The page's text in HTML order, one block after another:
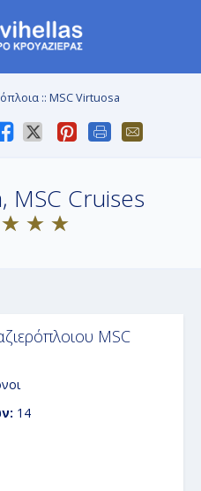
:: MSC Virtuosa
MSC Cruises
MSC
14